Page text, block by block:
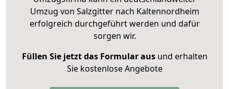
Umzug von Salzgitter nach Kaltennordheim
erfolgreich durchgeführt werden und dafür
sorgen wir.
Füllen Sie jetzt das Formular ausund erhalten
Sie kostenlose Angebote